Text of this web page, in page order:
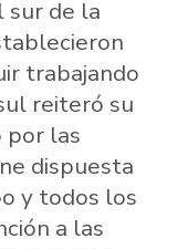
sur de la
trabajando
reiteró su
por las
dispuesta
y todos los
a las